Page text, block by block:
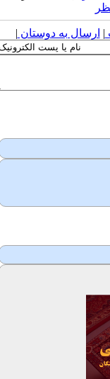
ارسال به دوستان|